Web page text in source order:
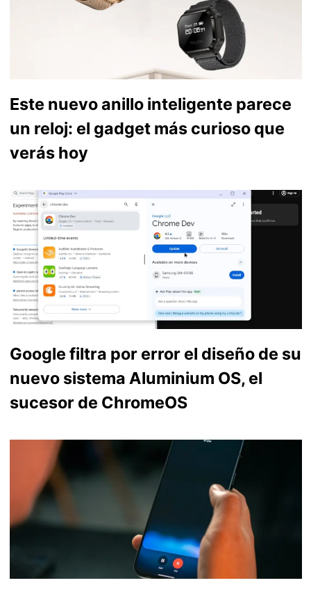
Este nuevo anillo inteligente parece
un reloj: el gadget más curioso que
verás hoy
Google filtra por error el diseño de su
nuevo sistema Aluminium OS, el
sucesor de ChromeOS